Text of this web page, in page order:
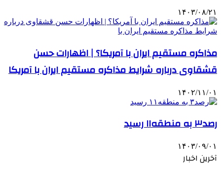
۱۴۰۳/۰۸/۲۱
مذاکره مستقیم ایران با آمریکا؟ | اظهارات حسن
قشقاوی درباره شرایط مذاکره مستقیم ایران با آمریکا
۱۴۰۲/۱۱/۰۱
رصد۳ به منطقه۱۱ رسید
۱۴۰۳/۰۹/۰۱
آخرین اخبار